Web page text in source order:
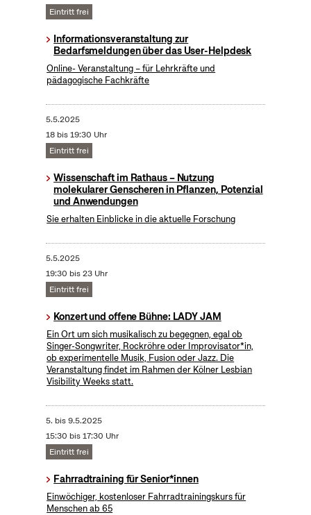
Eintritt frei
Informationsveranstaltung zur
Bedarfsmeldungen über das User-Helpdesk
Online- Veranstaltung – für Lehrkräfte und
pädagogische Fachkräfte
5.5.2025
18 bis 19:30 Uhr
Eintritt frei
Wissenschaft im Rathaus – Nutzung
molekularer Genscheren in Pflanzen, Potenzial
und Anwendungen
Sie erhalten Einblicke in die aktuelle Forschung
5.5.2025
19:30 bis 23 Uhr
Eintritt frei
Konzert und offene Bühne: LADY JAM
Ein Ort um sich musikalisch zu begegnen, egal ob
Singer-Songwriter, Rockröhre oder Improvisator*in,
ob experimentelle Musik, Fusion oder Jazz. Die
Veranstaltung findet im Rahmen der Kölner Lesbian
Visibility Weeks statt.
5. bis9.5.2025
15:30 bis 17:30 Uhr
Eintritt frei
Fahrradtraining für Senior*innen
Einwöchiger, kostenloser Fahrradtrainingskurs für
Menschen ab 65